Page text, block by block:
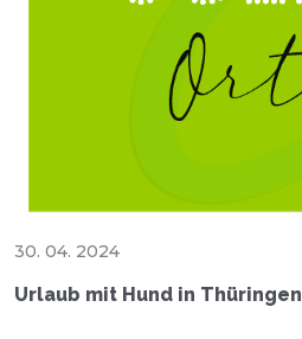
30. 04. 2024
Urlaub mit Hund in Thüringen